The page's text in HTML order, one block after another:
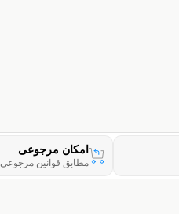
امکان مرجوعی
مطابق قوانین مرجوعی